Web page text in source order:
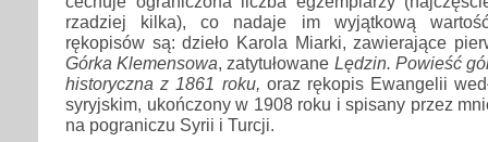
rzadziej kilka), co nadaje im wyjątkową
rękopisów są: dzieło Karola Miarki, zawierające
Górka Klemensowa, zatytułowane Lędzin. Powieść
historyczna z 1861 roku, oraz rękopis Ewangelii
syryjskim, ukończony w 1908 roku i spisany przez
na pograniczu Syrii i Turcji.